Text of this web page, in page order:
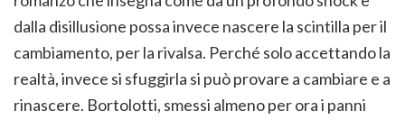
dalla disillusione possa invece nascere la scintilla per il
cambiamento, per la rivalsa. Perché solo accettando la
realtà, invece si sfuggirla si può provare a cambiare e a
rinascere. Bortolotti, smessi almeno per ora i panni